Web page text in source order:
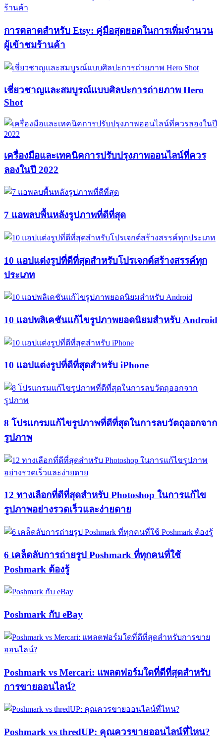
การตลาดสำหรับ Etsy: คู่มือสุดยอดในการเพิ่มจำนวน
ผู้เข้าชมร้านค้า
เชี่ยวชาญและสมบูรณ์แบบศิลปะการถ่ายภาพ Hero
Shot
เครื่องมือและเทคนิคการปรับปรุงภาพออนไลน์ที่ควร
ลองในปี 2022
7 แอพลบพื้นหลังรูปภาพที่ดีที่สุด
10 แอปแต่งรูปที่ดีที่สุดสำหรับโปรเจกต์สร้างสรรค์ทุก
ประเภท
10 แอปพลิเคชันแก้ไขรูปภาพยอดนิยมสำหรับ Android
10 แอปแต่งรูปที่ดีที่สุดสำหรับ iPhone
8 โปรแกรมแก้ไขรูปภาพที่ดีที่สุดในการลบวัตถุออกจาก
รูปภาพ
12 ทางเลือกที่ดีที่สุดสำหรับ Photoshop ในการแก้ไข
รูปภาพอย่างรวดเร็วและง่ายดาย
6 เคล็ดลับการถ่ายรูป Poshmark ที่ทุกคนที่ใช้
Poshmark ต้องรู้
Poshmark กับ eBay
Poshmark vs Mercari: แพลตฟอร์มใดที่ดีที่สุดสำหรับ
การขายออนไลน์?
Poshmark vs thredUP: คุณควรขายออนไลน์ที่ไหน?